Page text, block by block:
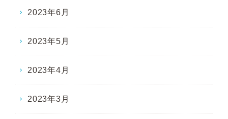
2023年6月
2023年5月
2023年4月
2023年3月